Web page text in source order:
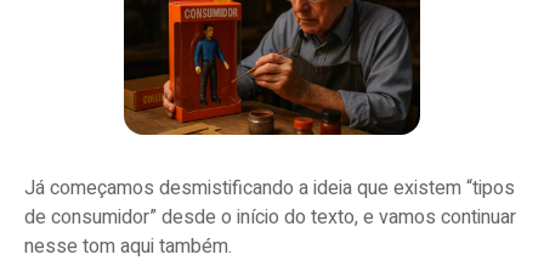
Já começamos desmistificando a ideia que existem “tipos
de consumidor” desde o início do texto, e vamos continuar
nesse tom aqui também.